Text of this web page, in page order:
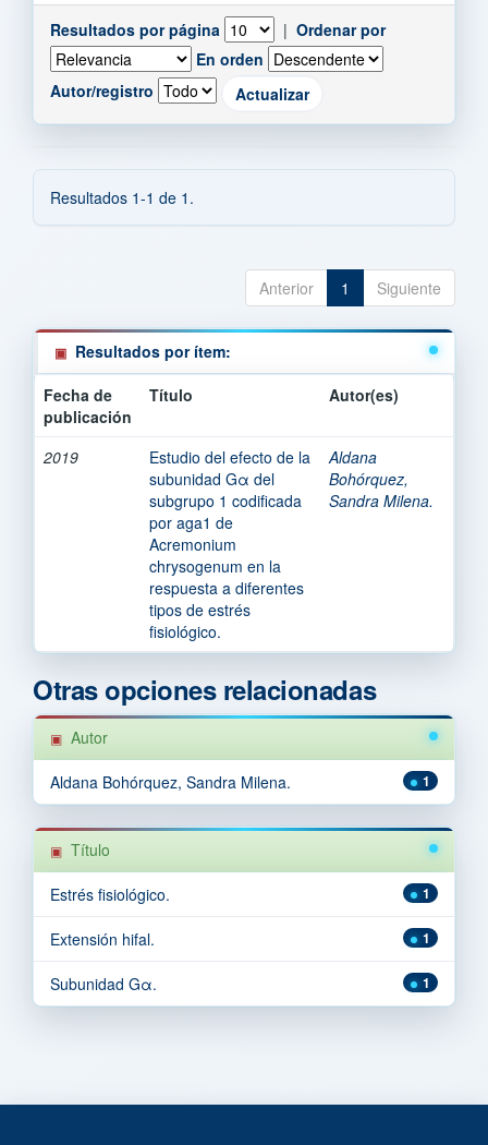
Resultados por página | Ordenar por
En orden
Autor/registro
Resultados 1-1 de 1.
Anterior 1 Siguiente
Resultados por ítem:
Fecha de
publicación
Título Autor(es)
2019
Estudio del efecto de la
subunidad Gα del
subgrupo 1 codificada
por aga1 de
Acremonium
chrysogenum en la
respuesta a diferentes
tipos de estrés
fisiológico.
Aldana
Bohórquez,
Sandra Milena.
Otras opciones relacionadas
Autor
1
Aldana Bohórquez, Sandra Milena.
Título
1
Estrés fisiológico.
1
Extensión hifal.
1
Subunidad Gα.